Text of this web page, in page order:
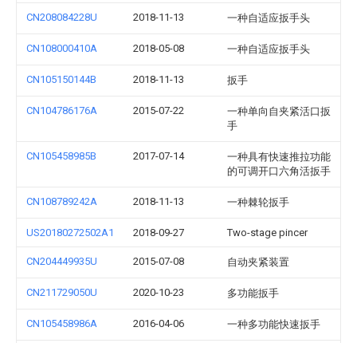
CN208084228U 2018-11-13 一种自适应扳手头
CN108000410A 2018-05-08 一种自适应扳手头
CN105150144B 2018-11-13 扳手
CN104786176A 2015-07-22
一种单向自夹紧活口扳
手
CN105458985B 2017-07-14
一种具有快速推拉功能
的可调开口六角活扳手
CN108789242A 2018-11-13 一种棘轮扳手
US20180272502A1 2018-09-27 Two-stage pincer
CN204449935U 2015-07-08 自动夹紧装置
CN211729050U 2020-10-23 多功能扳手
CN105458986A 2016-04-06 一种多功能快速扳手